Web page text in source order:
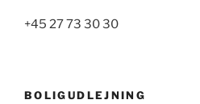
+45 27 73 30 30
BOLIGUDLEJNING